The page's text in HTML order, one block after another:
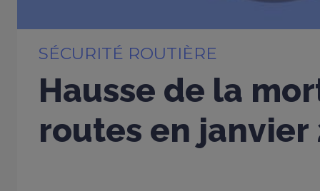
SÉCURITÉ ROUTIÈRE
Hausse de la
routes en janvier